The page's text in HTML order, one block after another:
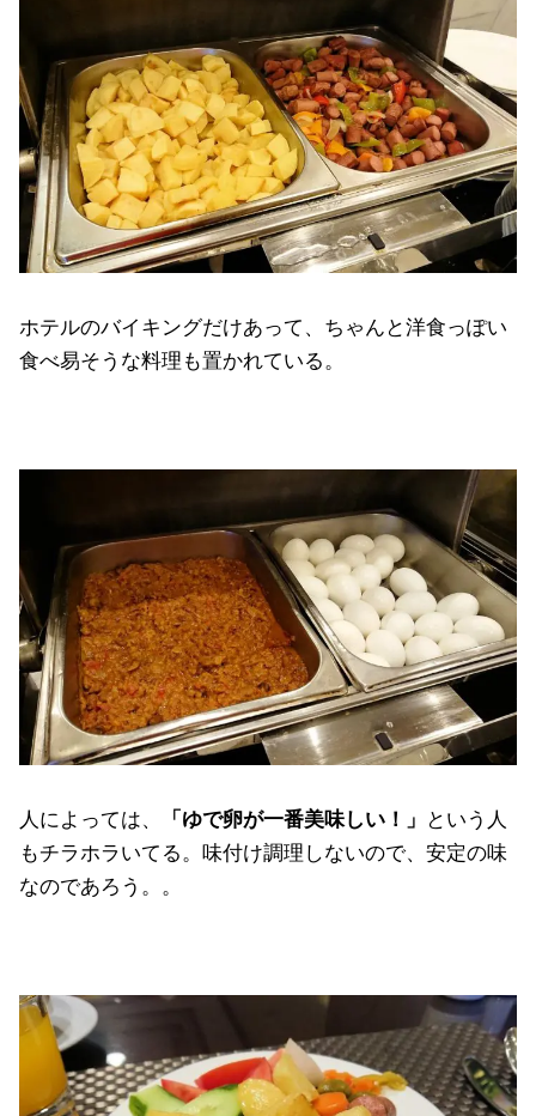
ホテルのバイキングだけあって、ちゃんと洋食っぽい
食べ易そうな料理も置かれている。
人によっては、 「ゆで卵が一番美味しい！」
という人
もチラホラいてる。味付け調理しないので、安定の味
なのであろう。。